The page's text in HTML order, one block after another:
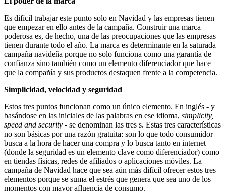
Es difícil trabajar este punto solo en Navidad y las empresas tienen
que empezar en ello antes de la campaña. Construir una marca
poderosa es, de hecho, una de las preocupaciones que las empresas
tienen durante todo el año. La marca es determinante en la saturada
campaña navideña porque no solo funciona como una garantía de
confianza sino también como un elemento diferenciador que hace
que la compañía y sus productos destaquen frente a la competencia.
Simplicidad, velocidad y seguridad
Estos tres puntos funcionan como un único elemento. En inglés - y
basándose en las iniciales de las palabras en ese idioma, simplicity,
speed and security - se denominan las tres s. Estas tres características
no son básicas por una razón gratuita: son lo que todo consumidor
busca a la hora de hacer una compra y lo busca tanto en internet
(donde la seguridad es un elemento clave como diferenciador) como
en tiendas físicas, redes de afiliados o aplicaciones móviles. La
campaña de Navidad hace que sea aún más difícil ofrecer estos tres
elementos porque se suma el estrés que genera que sea uno de los
momentos con mayor afluencia de consumo.